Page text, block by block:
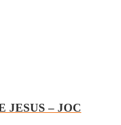
JESUS – JOC